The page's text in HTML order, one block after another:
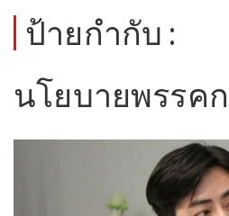
ป้ายกำกับ :
นโยบายพรรค